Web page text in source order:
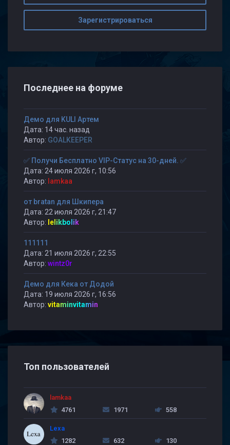
Зарегистрироваться
Последнее на форуме
Демо для KULI Артем
Дата: 14 час. назад
Автор: GOALKEEPER
✅ Получи Бесплатно VIP-Статус на 30-дней. ✅
Дата: 24 июля 2026 г, 10:56
Автор: lamkaa
от bratan для Шкипера
Дата: 22 июля 2026 г, 21:47
Автор: lelikbolik
111111
Дата: 21 июля 2026 г, 22:55
Автор: wintz0r
Демо для Кека от Додой
Дата: 19 июля 2026 г, 16:56
Автор: vitaminvitamin
Топ пользователей
lamkaa
4761
1971 558
Lexa
1282
632 130